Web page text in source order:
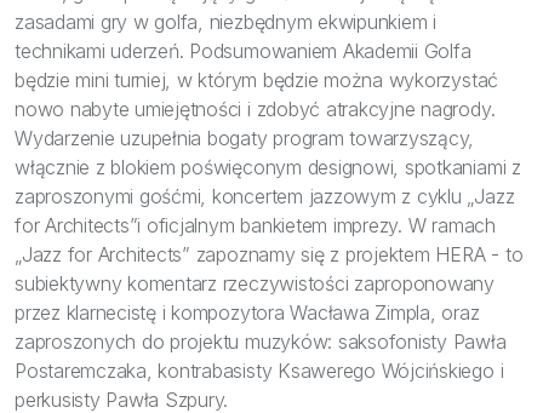
zasadami gry w golfa, niezbędnym ekwipunkiem i
technikami uderzeń. Podsumowaniem Akademii Golfa
będzie mini turniej, w którym będzie można wykorzystać
nowo nabyte umiejętności i zdobyć atrakcyjne nagrody.
Wydarzenie uzupełnia bogaty program towarzyszący,
włącznie z blokiem poświęconym designowi, spotkaniami z
zaproszonymi gośćmi, koncertem jazzowym z cyklu „Jazz
for Architects”i oficjalnym bankietem imprezy. W ramach
„Jazz for Architects” zapoznamy się z projektem HERA - to
subiektywny komentarz rzeczywistości zaproponowany
przez klarnecistę i kompozytora Wacława Zimpla, oraz
zaproszonych do projektu muzyków: saksofonisty Pawła
Postaremczaka, kontrabasisty Ksawerego Wójcińskiego i
perkusisty Pawła Szpury.